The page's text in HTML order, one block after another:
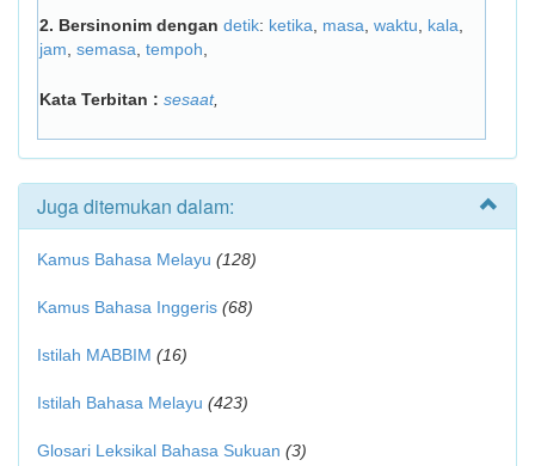
2. Bersinonim dengan detik: ketika masa waktu kala
jam semasa tempoh
Kata Terbitan : sesaat,
Juga ditemukan dalam:
Kamus Bahasa Melayu (128)
Kamus Bahasa Inggeris (68)
Istilah MABBIM (16)
Istilah Bahasa Melayu (423)
Glosari Leksikal Bahasa Sukuan (3)